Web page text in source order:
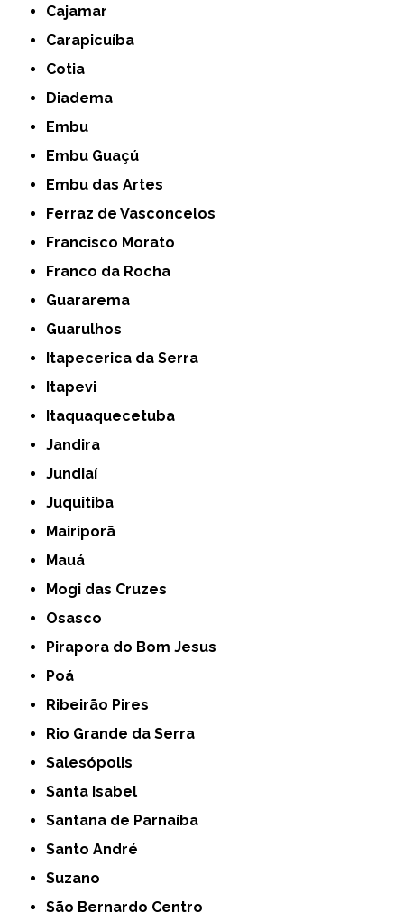
Cajamar
Carapicuíba
Cotia
Diadema
Embu
Embu Guaçú
Embu das Artes
Ferraz de Vasconcelos
Francisco Morato
Franco da Rocha
Guararema
Guarulhos
Itapecerica da Serra
Itapevi
Itaquaquecetuba
Jandira
Jundiaí
Juquitiba
Mairiporã
Mauá
Mogi das Cruzes
Osasco
Pirapora do Bom Jesus
Poá
Ribeirão Pires
Rio Grande da Serra
Salesópolis
Santa Isabel
Santana de Parnaíba
Santo André
Suzano
São Bernardo Centro